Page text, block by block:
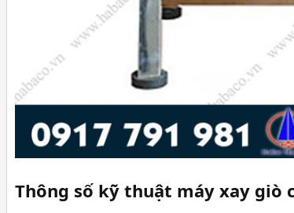
Thông số kỹ thuật máy xay giò